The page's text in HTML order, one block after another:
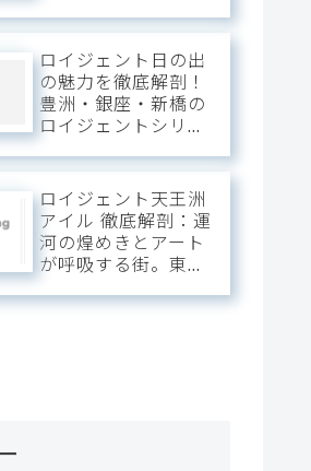
内に収める。職住の
境界を美しく溶か
す、三菱地所レジデ
ンスが贈るハイエン
ドSOHOステージ。
ロイジェント日の出
の魅力を徹底解剖！
豊洲・銀座・新橋の
ロイジェントシリー
ロイジェント天王洲
アイル 徹底解剖：運
河の煌めきとアート
が呼吸する街。東京
を私有する、プレミ